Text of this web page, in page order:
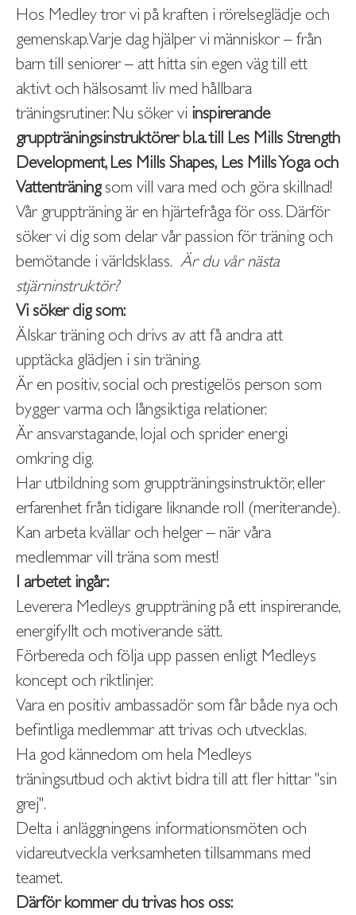
Hos Medley tror vi på kraften i rörelseglädje och
gemenskap. Varje dag hjälper vi människor – från
barn till seniorer – att hitta sin egen väg till ett
aktivt och hälsosamt liv med hållbara
träningsrutiner. Nu söker vi inspirerande
gruppträningsinstruktörer bl.a. till Les Mills Strength
Development, Les Mills Shapes, Les Mills Yoga och
Vattenträningsom vill vara med och göra skillnad!
Vår gruppträning är en hjärtefråga för oss. Därför
söker vi dig som delar vår passion för träning och
bemötande i världsklass. Är du vår nästa
stjärninstruktör?
Vi söker dig som:
Älskar träning och drivs av att få andra att
upptäcka glädjen i sin träning.
Är en positiv, social och prestigelös person som
bygger varma och långsiktiga relationer.
Är ansvarstagande, lojal och sprider energi
omkring dig.
Har utbildning som gruppträningsinstruktör, eller
erfarenhet från tidigare liknande roll (meriterande).
Kan arbeta kvällar och helger – när våra
medlemmar vill träna som mest!
I arbetet ingår:
Leverera Medleys gruppträning på ett inspirerande,
energifyllt och motiverande sätt.
Förbereda och följa upp passen enligt Medleys
koncept och riktlinjer.
Vara en positiv ambassadör som får både nya och
befintliga medlemmar att trivas och utvecklas.
Ha god kännedom om hela Medleys
träningsutbud och aktivt bidra till att fler hittar "sin
grej".
Delta i anläggningens informationsmöten och
vidareutveckla verksamheten tillsammans med
teamet.
Därför kommer du trivas hos oss: